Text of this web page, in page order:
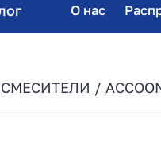
О нас
СМЕСИТЕЛИ /